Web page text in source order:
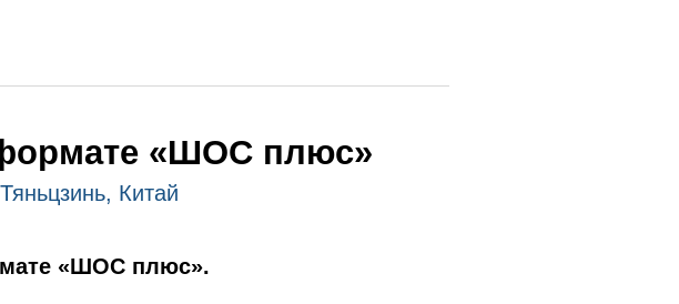
«ШОС плюс»
Китай
«ШОС плюс».